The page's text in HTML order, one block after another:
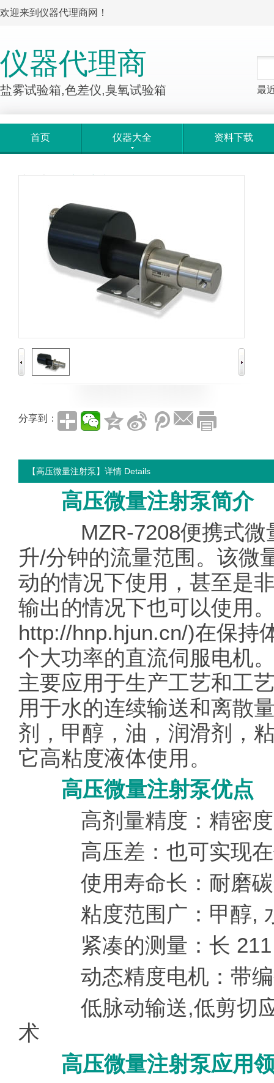
欢迎来到仪器代理商网！
仪器代理商
盐雾试验箱,色差仪,臭氧试验箱 最
首页 仪器大全 资料下载
分享到：
【高压微量注射泵】详情 Details
高压微量注射泵简介
MZR-7208便携式微
升/分钟的流量范围。该微
动的情况下使用，甚至是
输出的情况下也可以使用
http://hnp.hjun.cn/)在保持
个大功率的直流伺服电机
主要应用于生产工艺和工
用于水的连续输送和离散
剂，甲醇，油，润滑剂，
它高粘度液体使用。
高压微量注射泵优点
高剂量精度：精密度
高压差：也可实现在
使用寿命长：耐磨碳
粘度范围广：甲醇,
紧凑的测量：长 211
动态精度电机：带编
低脉动输送,低剪切应
术
高压微量注射泵应用